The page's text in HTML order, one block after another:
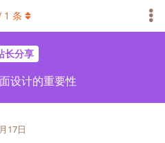
长分享
设计的重要性
1 条
17日